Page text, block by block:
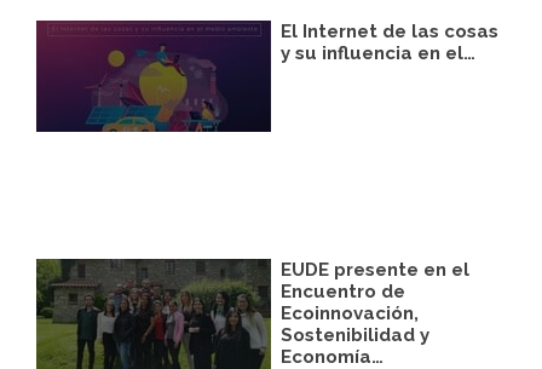
El Internet de las cosas
y su influencia en el…
EUDE presente en el
Encuentro de
Ecoinnovación,
Sostenibilidad y
Economía…